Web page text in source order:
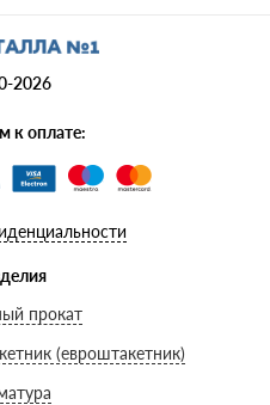
2026
к оплате:
прокат
(евроштакетник)